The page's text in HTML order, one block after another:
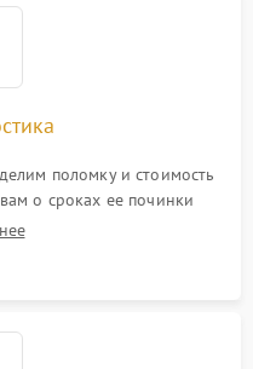
поломку и стоимость
о сроках ее починки